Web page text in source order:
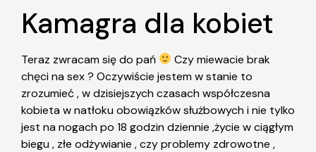
Kamagra dla kobiet
Teraz zwracam się do pań
Czy miewacie brak
chęci na sex ? Oczywiście jestem w stanie to
zrozumieć , w dzisiejszych czasach współczesna
kobieta w natłoku obowiązków służbowych i nie tylko
jest na nogach po 18 godzin dziennie ,życie w ciągłym
biegu , złe odżywianie , czy problemy zdrowotne ,